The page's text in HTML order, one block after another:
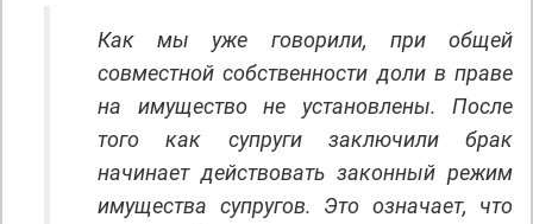
Как мы уже говорили, при общей
совместной собственности доли в праве
на имущество не установлены. После
того как супруги заключили брак
начинает действовать законный режим
имущества супругов. Это означает, что